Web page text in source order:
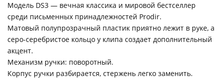
Модель DS3 — вечная классика и мировой бестселлер
среди письменных принадлежностей Prodir.
Матовый полупрозрачный пластик приятно лежит в руке, а
серо-серебристое кольцо у клипа создает дополнительный
акцент.
Механизм ручки: поворотный.
Корпус ручки разбирается, стержень легко заменить.